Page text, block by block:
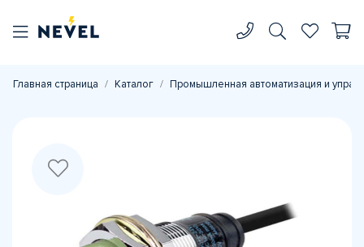
Главная страница Каталог Промышленная автоматизация и